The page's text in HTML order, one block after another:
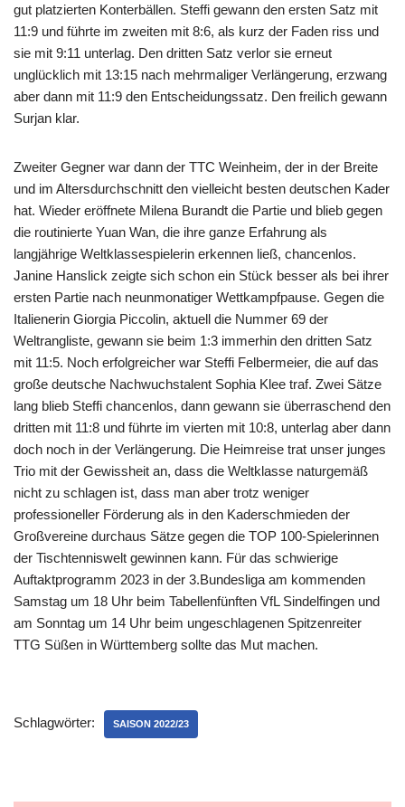
gut platzierten Konterbällen. Steffi gewann den ersten Satz mit
11:9 und führte im zweiten mit 8:6, als kurz der Faden riss und
sie mit 9:11 unterlag. Den dritten Satz verlor sie erneut
unglücklich mit 13:15 nach mehrmaliger Verlängerung, erzwang
aber dann mit 11:9 den Entscheidungssatz. Den freilich gewann
Surjan klar.
Zweiter Gegner war dann der TTC Weinheim, der in der Breite
und im Altersdurchschnitt den vielleicht besten deutschen Kader
hat. Wieder eröffnete Milena Burandt die Partie und blieb gegen
die routinierte Yuan Wan, die ihre ganze Erfahrung als
langjährige Weltklassespielerin erkennen ließ, chancenlos.
Janine Hanslick zeigte sich schon ein Stück besser als bei ihrer
ersten Partie nach neunmonatiger Wettkampfpause. Gegen die
Italienerin Giorgia Piccolin, aktuell die Nummer 69 der
Weltrangliste, gewann sie beim 1:3 immerhin den dritten Satz
mit 11:5. Noch erfolgreicher war Steffi Felbermeier, die auf das
große deutsche Nachwuchstalent Sophia Klee traf. Zwei Sätze
lang blieb Steffi chancenlos, dann gewann sie überraschend den
dritten mit 11:8 und führte im vierten mit 10:8, unterlag aber dann
doch noch in der Verlängerung. Die Heimreise trat unser junges
Trio mit der Gewissheit an, dass die Weltklasse naturgemäß
nicht zu schlagen ist, dass man aber trotz weniger
professioneller Förderung als in den Kaderschmieden der
Großvereine durchaus Sätze gegen die TOP 100-Spielerinnen
der Tischtenniswelt gewinnen kann. Für das schwierige
Auftaktprogramm 2023 in der 3.Bundesliga am kommenden
Samstag um 18 Uhr beim Tabellenfünften VfL Sindelfingen und
am Sonntag um 14 Uhr beim ungeschlagenen Spitzenreiter
TTG Süßen in Württemberg sollte das Mut machen.
Schlagwörter: SAISON 2022/23